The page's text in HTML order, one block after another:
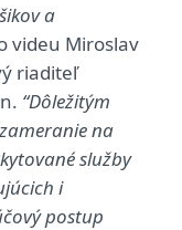
a
videu Miroslav
riaditeľ
“Dôležitým
na
služby
i
postup